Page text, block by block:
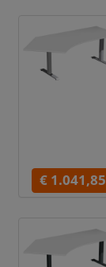
€ 1.041,85